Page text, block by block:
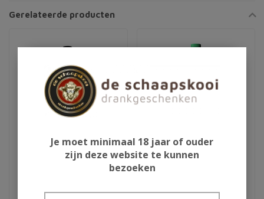
Gerelateerde producten
Offley White
Je moet minimaal 18 jaar of ouder
zijn deze website te kunnen
bezoeken